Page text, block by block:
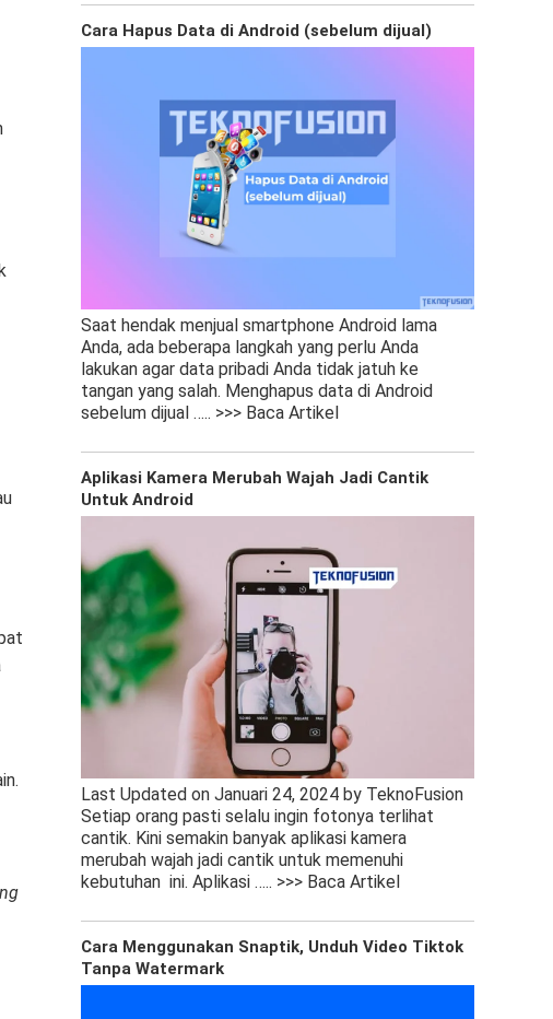
Cara Hapus Data di Android (sebelum dijual)
Saat hendak menjual smartphone Android lama
Anda, ada beberapa langkah yang perlu Anda
lakukan agar data pribadi Anda tidak jatuh ke
tangan yang salah. Menghapus data di Android
sebelum dijual ….. >>> Baca Artikel
Aplikasi Kamera Merubah Wajah Jadi Cantik
Untuk Android
Last Updated on Januari 24, 2024 by TeknoFusion
Setiap orang pasti selalu ingin fotonya terlihat
cantik. Kini semakin banyak aplikasi kamera
merubah wajah jadi cantik untuk memenuhi
kebutuhan ini. Aplikasi ….. >>> Baca Artikel
Cara Menggunakan Snaptik, Unduh Video Tiktok
Tanpa Watermark